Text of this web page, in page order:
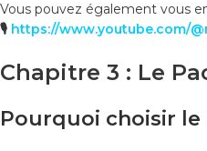
Vous pouvez également vous
🎙️ https://www.youtube.com/
Chapitre 3 : Le
Pourquoi choisir le